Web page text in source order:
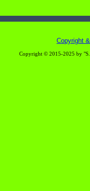
Copyright
Copyright © 2015-2025 by